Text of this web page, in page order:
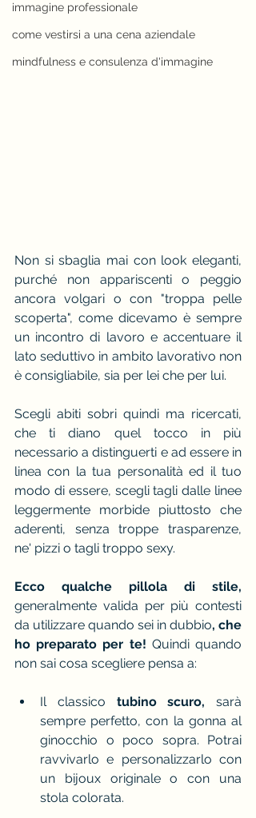
immagine professionale
come vestirsi a una cena aziendale
mindfulness e consulenza d'immagine
Non si sbaglia mai con look eleganti,
purché non appariscenti o peggio
ancora volgari o con "troppa pelle
scoperta", come dicevamo è sempre
un incontro di lavoro e accentuare il
lato seduttivo in ambito lavorativo non
è consigliabile, sia per lei che per lui.
Scegli abiti sobri quindi ma ricercati,
che ti diano quel tocco in più
necessario a distinguerti e ad essere in
linea con la tua personalità ed il tuo
modo di essere, scegli tagli dalle linee
leggermente morbide piuttosto che
aderenti, senza troppe trasparenze,
ne' pizzi o tagli troppo sexy.
generalmente valida per più contesti
da utilizzare quando sei in dubbio, che
ho preparato per te! Quindi quando
non sai cosa scegliere pensa a:
Il classico tubino scuro, sarà
sempre perfetto, con la gonna al
ginocchio o poco sopra. Potrai
ravvivarlo e personalizzarlo con
un bijoux originale o con una
stola colorata.